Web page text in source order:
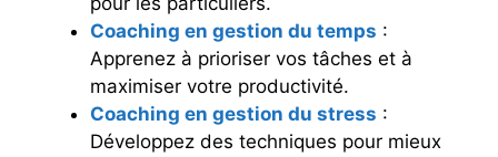
Coaching en gestion du temps :
Apprenez à prioriser vos tâches et à
maximiser votre productivité.
Coaching en gestion du stress :
Développez des techniques pour mieux